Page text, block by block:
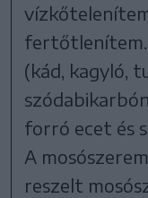
(kád, kagyló,
forró ecet és
A
reszelt